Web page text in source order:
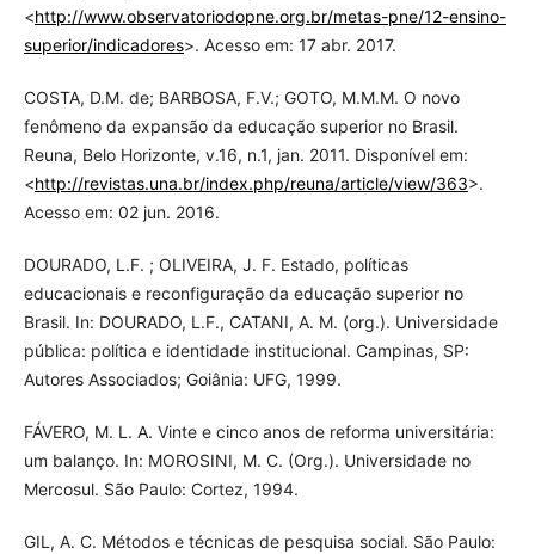
<http://www.observatoriodopne.org.br/metas-pne/12-ensino-
superior/indicadores>. Acesso em: 17 abr. 2017.
COSTA, D.M. de; BARBOSA, F.V.; GOTO, M.M.M. O novo
fenômeno da expansão da educação superior no Brasil.
Reuna, Belo Horizonte, v.16, n.1, jan. 2011. Disponível em:
<http://revistas.una.br/index.php/reuna/article/view/363>.
Acesso em: 02 jun. 2016.
DOURADO, L.F. ; OLIVEIRA, J. F. Estado, políticas
educacionais e reconfiguração da educação superior no
Brasil. In: DOURADO, L.F., CATANI, A. M. (org.). Universidade
pública: política e identidade institucional. Campinas, SP:
Autores Associados; Goiânia: UFG, 1999.
FÁVERO, M. L. A. Vinte e cinco anos de reforma universitária:
um balanço. In: MOROSINI, M. C. (Org.). Universidade no
Mercosul. São Paulo: Cortez, 1994.
GIL, A. C. Métodos e técnicas de pesquisa social. São Paulo: